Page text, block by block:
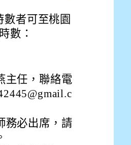
者可至桃園
數：
主任，聯絡電
務必出席，請